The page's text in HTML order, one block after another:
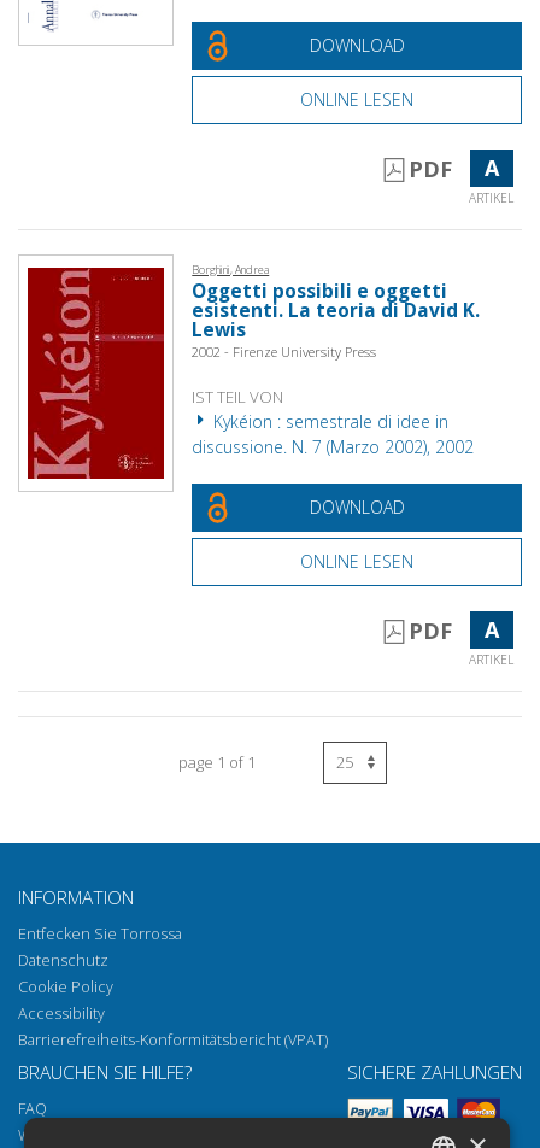
DOWNLOAD
ONLINE LESEN
PDF A
ARTIKEL
Borghini, Andrea
Oggetti possibili e oggetti
esistenti. La teoria di David K.
Lewis
2002 - Firenze University Press
IST TEIL VON
Kykéion : semestrale di idee in
discussione. N. 7 (Marzo 2002), 2002
DOWNLOAD
ONLINE LESEN
PDF A
ARTIKEL
page 1 of 1
INFORMATION
Entfecken Sie Torrossa
Datenschutz
Cookie Policy
Accessibility
Barrierefreiheits-Konformitätsbericht (VPAT)
BRAUCHEN SIE HILFE?
FAQ
Wie öffnen Sie unsere Dokumente
SICHERE ZAHLUNGEN